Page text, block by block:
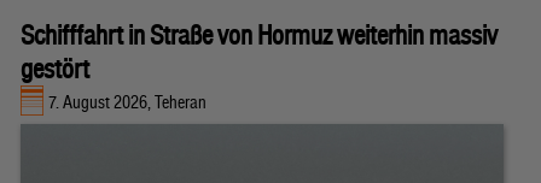
Schifffahrt in Straße von Hormuz weiterhin massiv
gestört
7. August 2026, Teheran